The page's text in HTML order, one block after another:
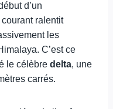
d’un
ralentit
les
C’est ce
le célèbre delta, une
carrés.